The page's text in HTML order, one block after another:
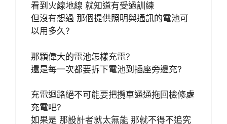
看到火線地線 就知道有受過訓練
但沒有想過 那個提供照明與通訊的電池可
以用多久?
那顆偉大的電池怎樣充電?
還是每一次都要拆下電池到插座旁邊充?
充電迴路絕不可能要把攬車通通拖回檢修處
充電吧?
如果是 那設計者就太無能 那就不得不追究